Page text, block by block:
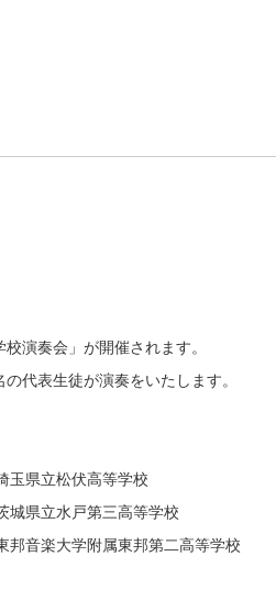
演奏会」が開催されます。
代表生徒が演奏をいたします。
立松伏高等学校
立水戸第三高等学校
大学附属東邦第二高等学校